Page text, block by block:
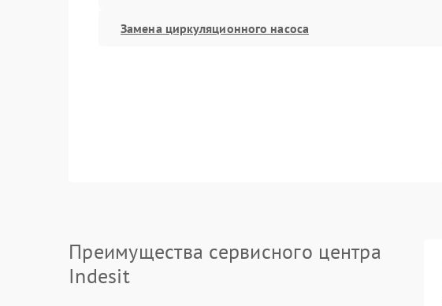
Замена циркуляционного насоса
Преимущества сервисного центра
Indesit